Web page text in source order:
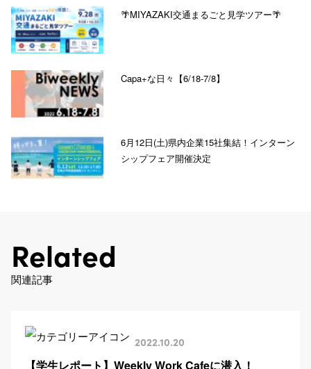
🌴MIYAZAKI交通まるごと見学ツアー🌴
Capa+な日々【6/18-7/8】
6月12日(土)県内企業15社集結！インターン
シップフェア開催決定
Related
関連記事
2022.10.20
【学生レポート】Weekly Work Cafeに潜入！